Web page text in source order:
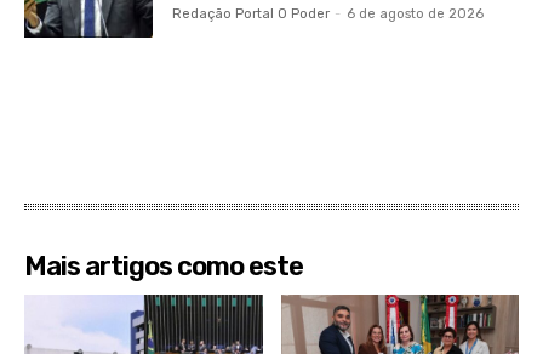
Redação Portal O Poder - 6 de agosto de 2026
Mais artigos como este